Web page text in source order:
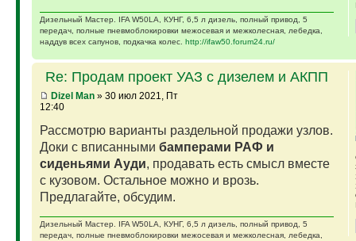
Дизельный Мастер. IFA W50LA, КУНГ, 6,5 л дизель, полный привод, 5
передач, полные пневмоблокировки межосевая и межколесная, лебедка,
наддув всех сапунов, подкачка колес. http://ifaw50.forum24.ru/
Re: Продам проект УАЗ с дизелем и АКПП
Dizel Man» 30 июл 2021, Пт
12:40
Рассмотрю варианты раздельной продажи узлов.
Доки с вписанными бамперами РАФ и
сиденьями Ауди, продавать есть смысл вместе
с кузовом. Остальное можно и врозь.
Предлагайте, обсудим.
Дизельный Мастер. IFA W50LA, КУНГ, 6,5 л дизель, полный привод, 5
передач, полные пневмоблокировки межосевая и межколесная, лебедка,